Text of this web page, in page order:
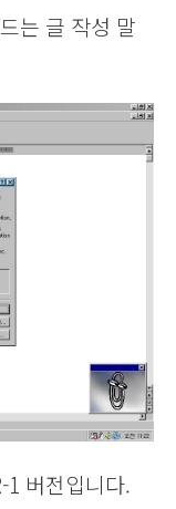
는 글 작성 말
1 버전입니다.